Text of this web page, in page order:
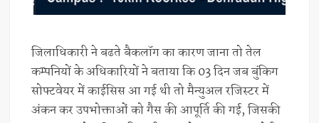
जिलाधिकारी ने बढते बैकलॉग का कारण जाना तो तेल
कम्पनियों के अधिकारियों ने बताया कि 03 दिन जब बुंकिग
सोफ्टवेयर में काईसिस आ गई थी तो मैन्युअल रजिस्टर में
अंकन कर उपभोक्ताओं को गैस की आपूर्ति की गई, जिसकी